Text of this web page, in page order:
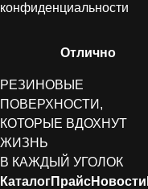
конфиденциальности
Отлично
РЕЗИНОВЫЕ
ПОВЕРХНОСТИ,
КОТОРЫЕ ВДОХНУТ
ЖИЗНЬ
В КАЖДЫЙ УГОЛОК
КаталогПрайсНовости